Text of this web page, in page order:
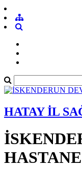
HATAY İL